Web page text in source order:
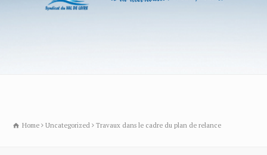
Home Uncategorized Travaux dans le cadre du plan de relance